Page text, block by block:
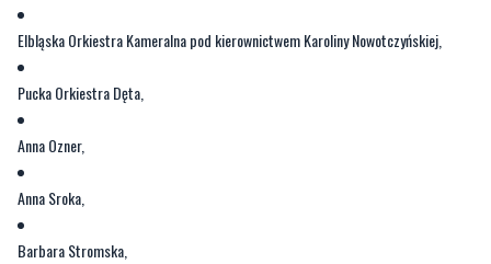
Elbląska Orkiestra Kameralna pod kierownictwem Karoliny Nowotczyńskiej,
Pucka Orkiestra Dęta,
Anna Ozner,
Anna Sroka,
Barbara Stromska,